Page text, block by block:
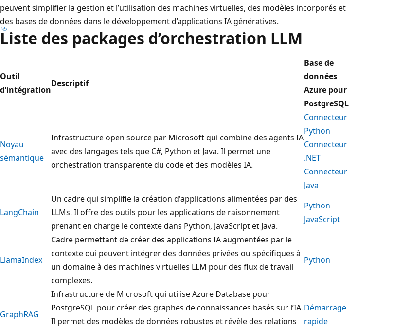
peuvent simplifier la gestion et l’utilisation des machines virtuelles, des modèles incorporés et
des bases de données dans le développement d’applications IA génératives.
Liste des packages d’orchestration LLM
Outil
d’intégration
Descriptif
Base de
données
Azure pour
PostgreSQL
Noyau
sémantique
Infrastructure open source par Microsoft qui combine des agents IA
avec des langages tels que C#, Python et Java. Il permet une
orchestration transparente du code et des modèles IA.
Connecteur
Python
Connecteur
.NET
Connecteur
Java
LangChain
Un cadre qui simplifie la création d'applications alimentées par des
LLMs. Il offre des outils pour les applications de raisonnement
prenant en charge le contexte dans Python, JavaScript et Java.
Python
JavaScript
LlamaIndex
Cadre permettant de créer des applications IA augmentées par le
contexte qui peuvent intégrer des données privées ou spécifiques à
un domaine à des machines virtuelles LLM pour des flux de travail
complexes.
Python
GraphRAG
Infrastructure de Microsoft qui utilise Azure Database pour
PostgreSQL pour créer des graphes de connaissances basés sur l’IA.
Il permet des modèles de données robustes et révèle des relations
Démarrage
rapide